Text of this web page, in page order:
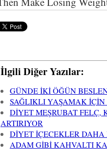
İlgili Diğer Yazılar:
GÜNDE İKİ ÖĞÜN
SAĞLIKLI YAŞAMAK
DİYET MEŞRUBAT
ARTIRIYOR
DİYET İÇECEKLER
ADAM GİBİ KAHVALTI